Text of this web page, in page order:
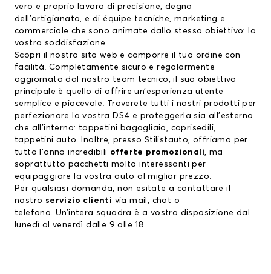
vero e proprio lavoro di precisione, degno
dell’artigianato, e di équipe tecniche, marketing e
commerciale che sono animate dallo stesso obiettivo: la
vostra soddisfazione.
Scopri il nostro sito web e comporre il tuo ordine con
facilità. Completamente sicuro e regolarmente
aggiornato dal nostro team tecnico, il suo obiettivo
principale è quello di offrire un’esperienza utente
semplice e piacevole. Troverete tutti i nostri prodotti per
perfezionare la vostra DS4 e proteggerla sia all’esterno
che all’interno: tappetini bagagliaio, coprisedili,
tappetini auto . Inoltre, presso Stilistauto, offriamo per
tutto l’anno incredibili offerte promozionali, ma
soprattutto pacchetti molto interessanti per
equipaggiare la vostra auto al miglior prezzo.
Per qualsiasi domanda, non esitate a contattare il
nostro servizio clienti via mail, chat o
telefono. Un’intera squadra è a vostra disposizione dal
lunedì al venerdì dalle 9 alle 18.